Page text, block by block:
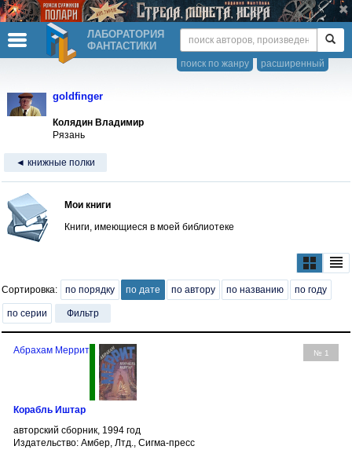
ЛАБОРАТОРИЯ
ФАНТАСТИКИ
расширенный
поиск по жанру
goldfinger
Колядин Владимир
Рязань
◄ книжные полки
Мои книги
Книги, имеющиеся в моей библиотеке
Сортировка: по порядку по дате по автору по названию по году
по серии Фильтр
№ 1
Абрахам Меррит
Корабль Иштар
авторский сборник, 1994 год
Издательство: Амбер, Лтд., Сигма-пресс